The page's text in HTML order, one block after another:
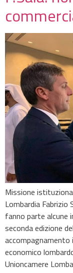
Missione
Lombardia Fabrizio
fanno parte alcune
seconda edizione
economico
Unioncamere